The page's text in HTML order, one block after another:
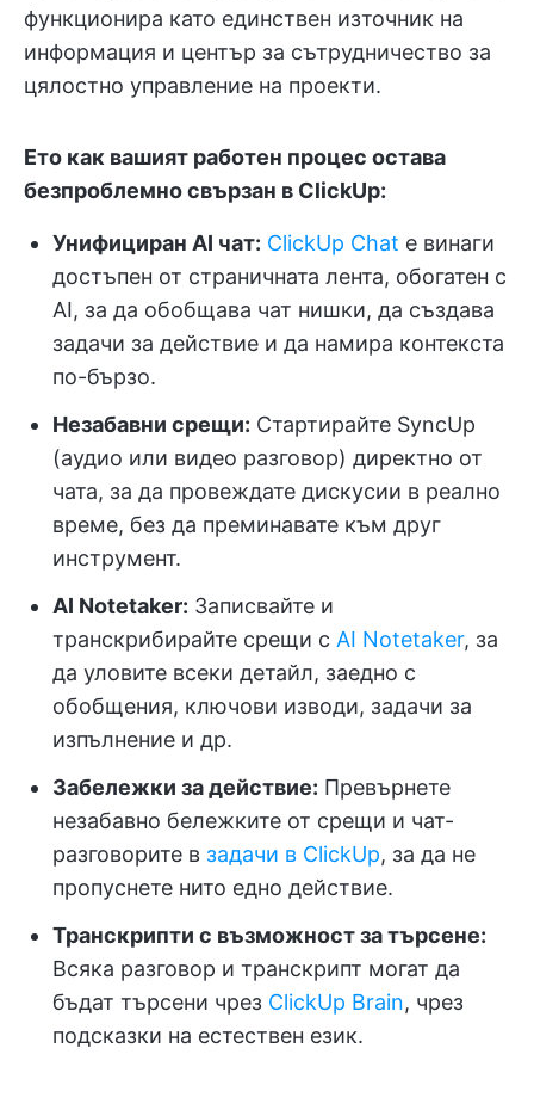
функционира като единствен източник на
информация и център за сътрудничество за
цялостно управление на проекти.
Ето как вашият работен процес остава
безпроблемно свързан в ClickUp:
Унифициран AI чат: ClickUp Chat е винаги
достъпен от страничната лента, обогатен с
AI, за да обобщава чат нишки, да създава
задачи за действие и да намира контекста
по-бързо.
Незабавни срещи: Стартирайте SyncUp
(аудио или видео разговор) директно от
чата, за да провеждате дискусии в реално
време, без да преминавате към друг
инструмент.
AI Notetaker: Записвайте и
транскрибирайте срещи с AI Notetaker, за
да уловите всеки детайл, заедно с
обобщения, ключови изводи, задачи за
изпълнение и др.
Забележки за действие: Превърнете
незабавно бележките от срещи и чат-
разговорите в задачи в ClickUp, за да не
пропуснете нито едно действие.
Транскрипти с възможност за търсене:
Всяка разговор и транскрипт могат да
бъдат търсени чрез ClickUp Brain, чрез
подсказки на естествен език.